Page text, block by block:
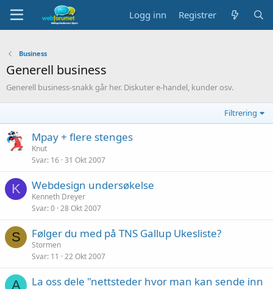
Logg inn Registrer
Business
Generell business
Generell business-snakk går her. Diskuter e-handel, kunder osv.
Filtrering
Mpay + flere stenges
Knut
Svar 16 31 Okt 2007
K Webdesign undersøkelse
Kenneth Dreyer
Svar 0 28 Okt 2007
S Følger du med på TNS Gallup Ukesliste?
Stormen
Svar 11 22 Okt 2007
A
La oss dele "nettsteder hvor man kan sende inn